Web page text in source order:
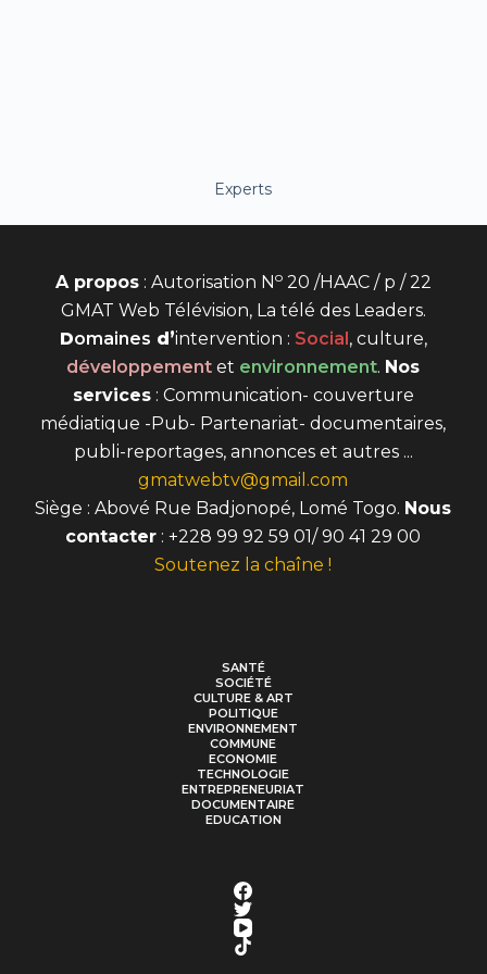
Experts
A propos: Autorisation N o20 /HAAC / p / 22
GMAT Web Télévision, La télé des Leaders.
Domaines d’intervention : Social , culture,
développement et environnement. Nos
services: Communication- couverture
médiatique -Pub- Partenariat- documentaires,
publi-reportages, annonces et autres ...
gmatwebtv@gmail.com
Siège : Abové Rue Badjonopé, Lomé Togo. Nous
contacter : +228 99 92 59 01/ 90 41 29 00
Soutenez la chaîne !
SANTÉ
SOCIÉTÉ
CULTURE & ART
POLITIQUE
ENVIRONNEMENT
COMMUNE
ECONOMIE
TECHNOLOGIE
ENTREPRENEURIAT
DOCUMENTAIRE
EDUCATION